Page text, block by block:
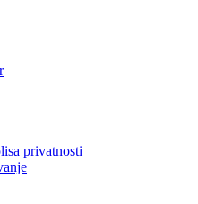
privatnosti